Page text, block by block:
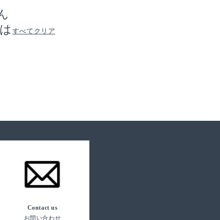
すべてクリア
Contact us
お問い合わせ